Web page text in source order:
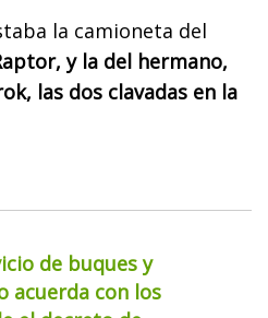
la camioneta del
y la del hermano,
las dos clavadas en la
de buques y
acuerda con los